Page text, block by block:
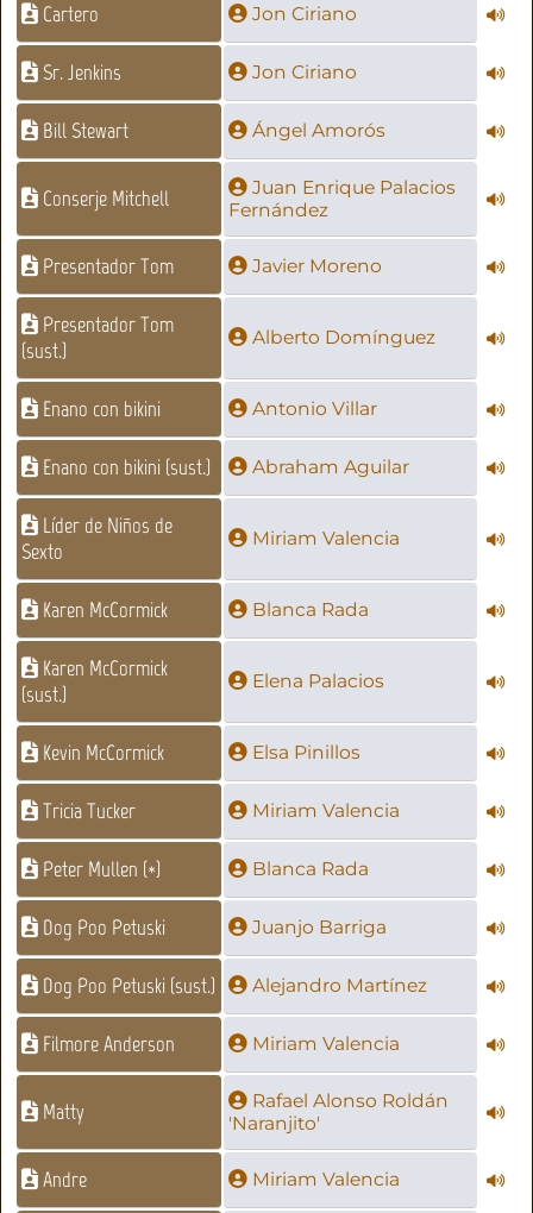
Cartero Jon Ciriano
Sr. Jenkins Jon Ciriano
Bill Stewart Ángel Amorós
Conserje Mitchell
Juan Enrique Palacios
Fernández
Presentador Tom Javier Moreno
Presentador Tom
(sust.)
Alberto Domínguez
Enano con bikini Antonio Villar
Enano con bikini (sust.) Abraham Aguilar
Líder de Niños de
Sexto
Miriam Valencia
Karen McCormick Blanca Rada
Karen McCormick
(sust.)
Elena Palacios
Kevin McCormick Elsa Pinillos
Tricia Tucker Miriam Valencia
Peter Mullen (*) Blanca Rada
Dog Poo Petuski Juanjo Barriga
Dog Poo Petuski (sust.) Alejandro Martínez
Filmore Anderson Miriam Valencia
Matty
Rafael Alonso Roldán
'Naranjito'
Andre Miriam Valencia